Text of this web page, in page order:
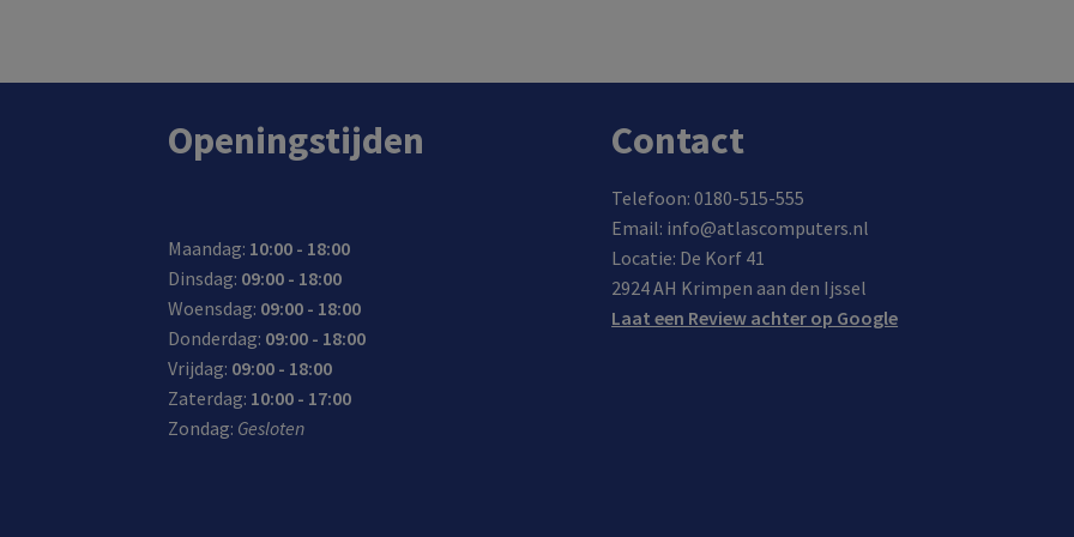
Openingstijden
Maandag: 10:00 - 18:00
Dinsdag: 09:00 - 18:00
Woensdag: 09:00 - 18:00
Donderdag: 09:00 - 18:00
Vrijdag: 09:00 - 18:00
Zaterdag: 10:00 - 17:00
Zondag: Gesloten
Contact
Telefoon: 0180-515-555
Email: info@atlascomputers.nl
Locatie: De Korf 41
2924 AH Krimpen aan den Ijssel
Laat een Review achter op Google